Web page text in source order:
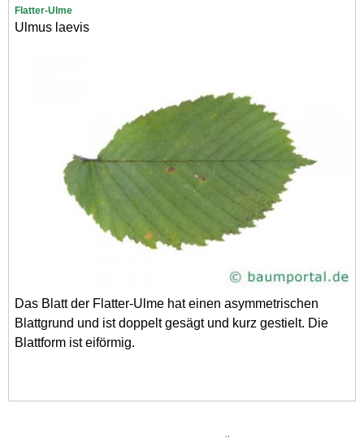
Flatter-Ulme
Ulmus laevis
Das Blatt der Flatter-Ulme hat einen asymmetrischen
Blattgrund und ist doppelt gesägt und kurz gestielt. Die
Blattform ist eiförmig.